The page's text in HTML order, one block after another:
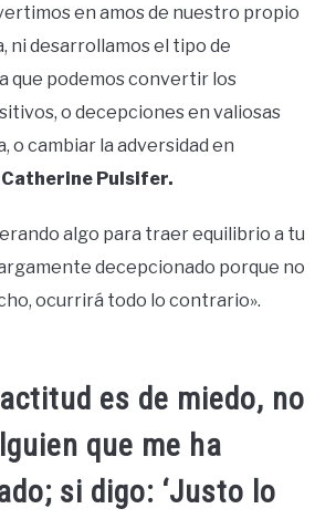
en amos de nuestro propio
ni desarrollamos el tipo de
que podemos convertir los
o decepciones en valiosas
o cambiar la adversidad en
Catherine Pulsifer.
algo para traer equilibrio a tu
decepcionado porque no
ocurrirá todo lo contrario».
es de miedo, no
que me ha
si digo: ‘Justo lo